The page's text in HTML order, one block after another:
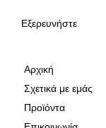
.
i
n
k
.
c
Εξερευνήστε
Αρχική
Σχετικά με εμάς
Προϊόντα